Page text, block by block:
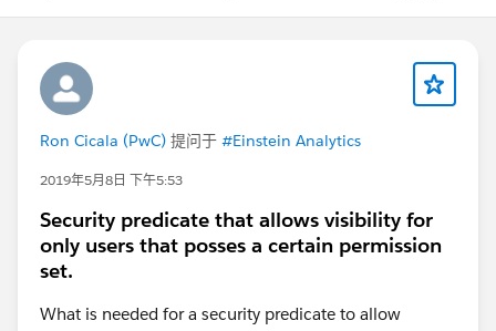
Ron Cicala (PwC) 提问于 #Einstein Analytics
2019年5月8日 下午5:53
Security predicate that allows visibility for
only users that posses a certain permission
set.
What is needed for a security predicate to allow